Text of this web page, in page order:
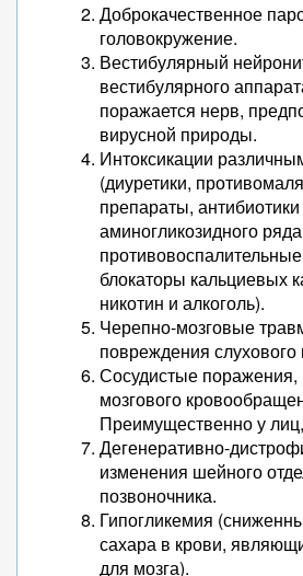
Доброкачественное
головокружение.
Вестибулярный
вестибулярного
поражается нерв,
вирусной природы.
Интоксикации
(диуретики,
препараты, антибиотики
аминогликозидного
блокаторы кальциевых
никотин и алкоголь).
Черепно-мозговые
повреждения слухового
Сосудистые
мозгового
Преимущественно у
Дегенеративно-
изменения шейного
позвоночника.
Гипогликемия
сахара в крови,
для мозга).